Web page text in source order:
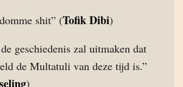
shit” (Tofik Dibi)
geschiedenis zal uitmaken dat
de Multatuli van deze tijd is.”
)